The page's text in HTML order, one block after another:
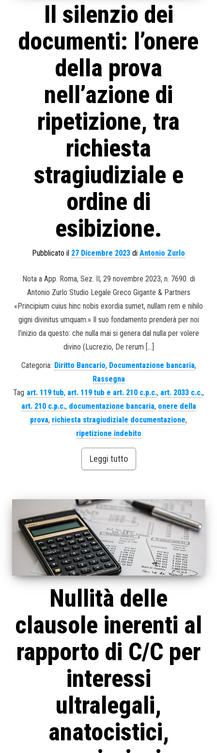
Il silenzio dei
documenti: l’onere
della prova
nell’azione di
ripetizione, tra
richiesta
stragiudiziale e
ordine di
esibizione.
Pubblicato il 27 Dicembre 2023 di Antonio Zurlo
Nota a App. Roma, Sez. II, 29 novembre 2023, n. 7690. di
Antonio Zurlo Studio Legale Greco Gigante & Partners
«Principium cuius hinc nobis exordia sumet, nullam rem e nihilo
gigni divinitus umquam.» Il suo fondamento prenderà per noi
l’inizio da questo: che nulla mai si genera dal nulla per volere
divino (Lucrezio, De rerum […]
Categoria: Diritto Bancario, Documentazione bancaria,
Rassegna
Tag art. 119 tub, art. 119 tub e art. 210 c.p.c., art. 2033 c.c.,
art. 210 c.p.c., documentazione bancaria, onere della
prova, richiesta stragiudiziale documentazione,
ripetizione indebito
Leggi tutto
Nullità delle
clausole inerenti al
rapporto di C/C per
interessi
ultralegali,
anatocistici,